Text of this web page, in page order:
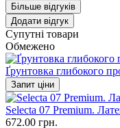
Більше відгуків
Додати відгук
Супутні товари
Обмежено
Ґрунтовка глибокого
Запит ціни
Selecta 07 Premium.
672.00 грн.